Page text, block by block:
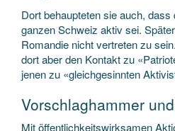
Dort behaupteten sie auch, dass
ganzen Schweiz aktiv sei.
Romandie nicht vertreten zu
dort aber den Kontakt zu
jenen zu «gleichgesinnten
Vorschlaghammer
Mit öffentlichkeitswirksamen